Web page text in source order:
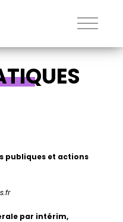
publiques et actions
par intérim,